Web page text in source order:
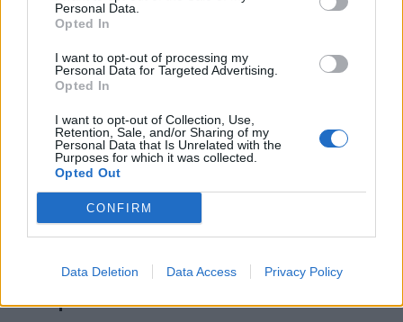
Personal Data.
Opted In
I want to opt-out of processing my
Personal Data for Targeted Advertising.
Opted In
I want to opt-out of Collection, Use,
Retention, Sale, and/or Sharing of my
Personal Data that Is Unrelated with the
Purposes for which it was collected.
Opted Out
CONFIRM
Data Deletion Data Access Privacy Policy
πρωτοβουλία του Διεθνούς Κέντρου Αρθρίτιδας
και Ρευματισμών...
12 Οκτωβρίου 2017
συμπτώματα και στοιχεία που
σοκάρουν